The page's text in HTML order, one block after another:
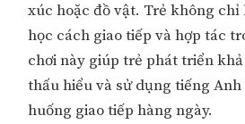
xúc hoặc đồ vật. Trẻ không chỉ
học cách giao tiếp và hợp tác
chơi này giúp trẻ phát triển
thấu hiểu và sử dụng tiếng
huống giao tiếp hàng ngày.